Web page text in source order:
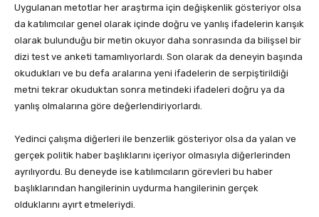
Uygulanan metotlar her araştırma için değişkenlik gösteriyor olsa
da katılımcılar genel olarak içinde doğru ve yanlış ifadelerin karışık
olarak bulunduğu bir metin okuyor daha sonrasında da bilişsel bir
dizi test ve anketi tamamlıyorlardı. Son olarak da deneyin başında
okudukları ve bu defa aralarına yeni ifadelerin de serpiştirildiği
metni tekrar okuduktan sonra metindeki ifadeleri doğru ya da
yanlış olmalarına göre değerlendiriyorlardı.
Yedinci çalışma diğerleri ile benzerlik gösteriyor olsa da yalan ve
gerçek politik haber başlıklarını içeriyor olmasıyla diğerlerinden
ayrılıyordu. Bu deneyde ise katılımcıların görevleri bu haber
başlıklarından hangilerinin uydurma hangilerinin gerçek
olduklarını ayırt etmeleriydi.